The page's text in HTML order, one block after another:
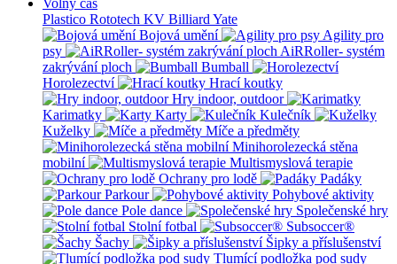
Volný čas
Plastico Rototech KV Billiard Yate
Bojová umění
Agility pro
psy
AiRRoller- systém
zakrývání ploch
Bumball
Horolezectví
Hrací koutky
Hry indoor, outdoor
Karimatky
Karty
Kulečník
Kuželky
Míče a předměty
Minihorolezecká stěna
mobilní
Multismyslová terapie
Ochrany pro lodě
Padáky
Parkour
Pohybové aktivity
Pole dance
Společenské hry
Stolní fotbal
Subsoccer®
Šachy
Šipky a příslušenství
Tlumící podložka pod sudy